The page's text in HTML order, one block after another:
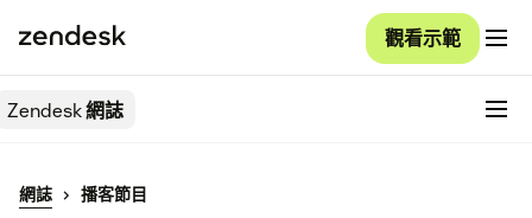
觀看示範
Zendesk網誌
網誌 播客節目